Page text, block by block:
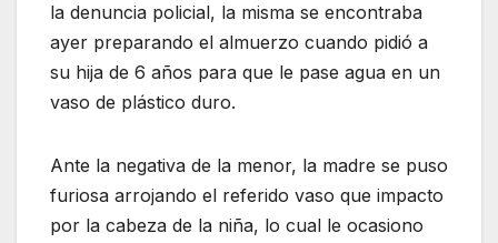
la denuncia policial, la misma se encontraba
ayer preparando el almuerzo cuando pidió a
su hija de 6 años para que le pase agua en un
vaso de plástico duro.
Ante la negativa de la menor, la madre se puso
furiosa arrojando el referido vaso que impacto
por la cabeza de la niña, lo cual le ocasiono